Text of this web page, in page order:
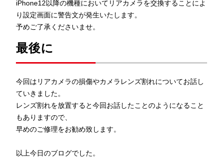
iPhone12以降の機種においてリアカメラを交換することによ
り設定画面に警告文が発生いたします。
予めご了承くださいませ。
最後に
今回はリアカメラの損傷やカメラレンズ割れについてお話し
ていきました。
レンズ割れを放置すると今回お話したことのようになること
もありますので、
早めのご修理をお勧め致します。
以上今日のブログでした。